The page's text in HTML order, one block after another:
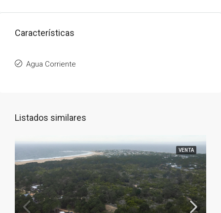
Características
Agua Corriente
Listados similares
VENTA